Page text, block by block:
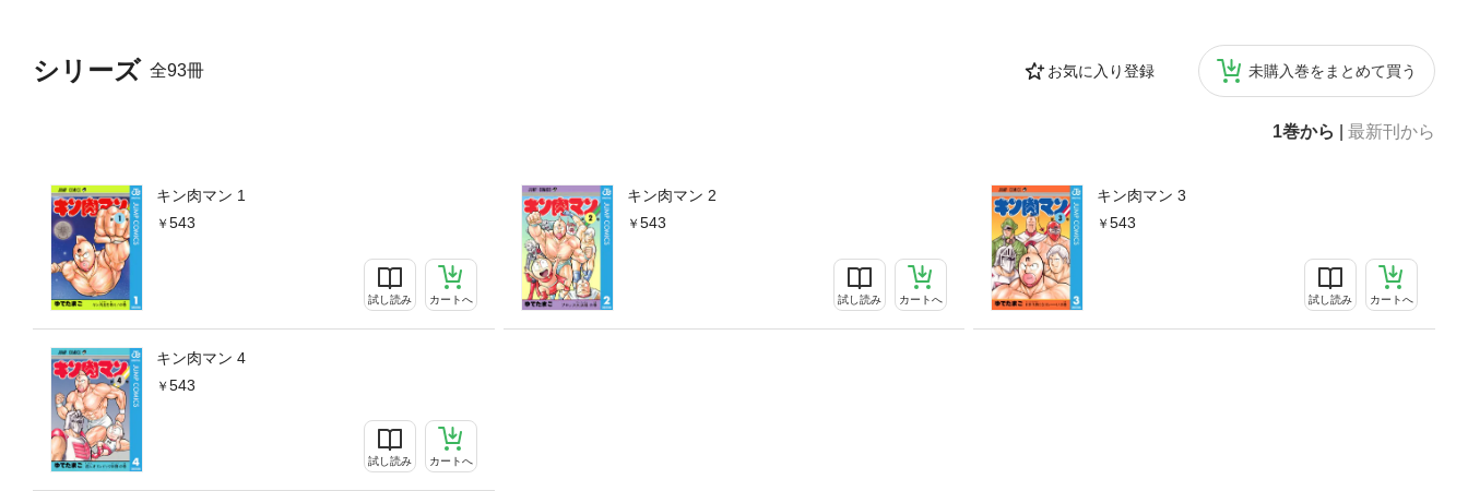
シリーズ 全93冊 お気に入り登録 未購入巻をまとめて買う
1巻から 最新刊から
キン肉マン 1
543
試し読み カートへ
キン肉マン 2
543
試し読み カートへ
キン肉マン 3
543
試し読み カートへ
キン肉マン 4
543
試し読み カートへ